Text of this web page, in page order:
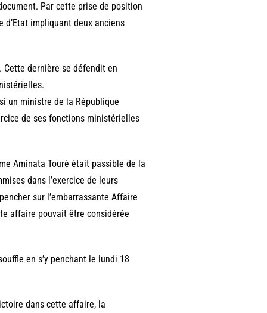
Par cette prise de position
impliquant deux anciens
Cette dernière se défendit en
un ministre de la République
de ses fonctions ministérielles
Aminata Touré était passible de la
dans l’exercice de leurs
sur l’embarrassante Affaire
affaire pouvait être considérée
en s’y penchant le lundi 18
dans cette affaire, la